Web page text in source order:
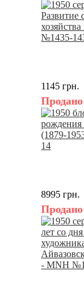
1145 грн.
Продано
8995 грн.
Продано